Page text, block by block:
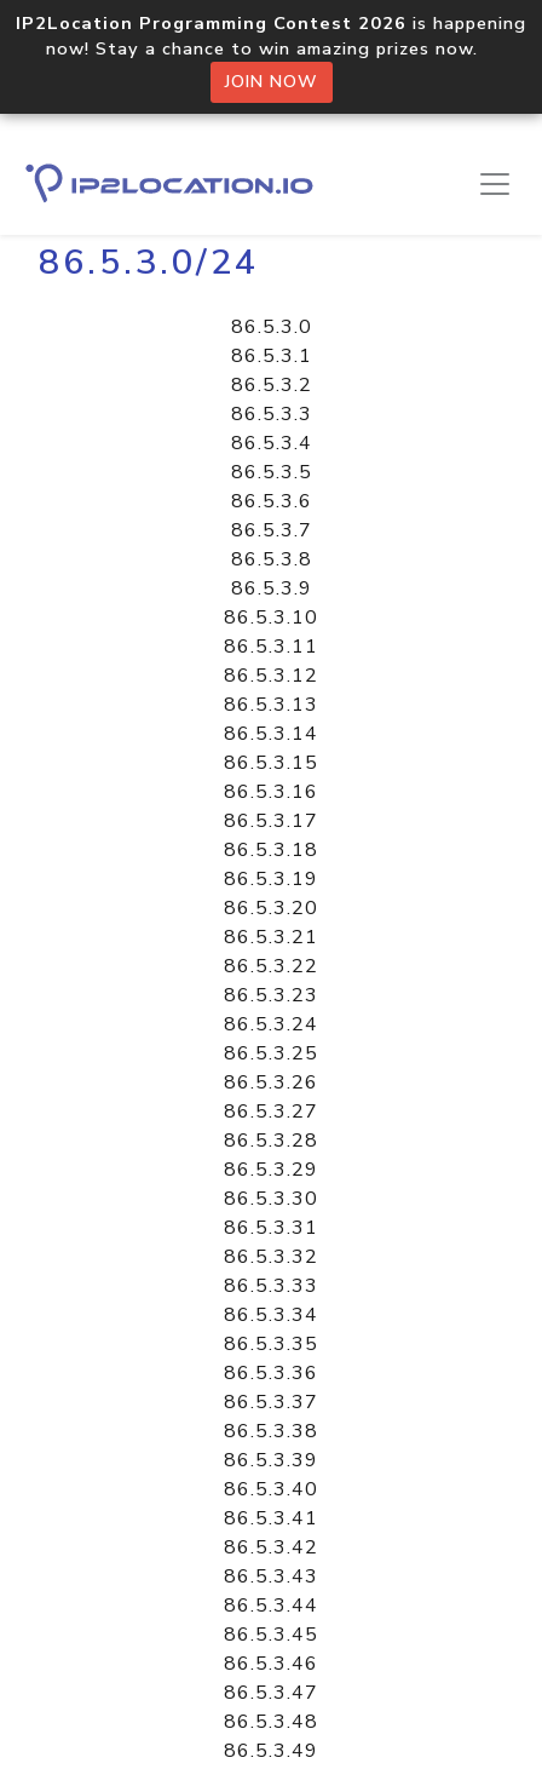
IP2Location Programming Contest 2026 is happening
now! Stay a chance to win amazing prizes now.
JOIN NOW
Home Libraries
86.5.3.0/24
86.5.3.0
86.5.3.1
86.5.3.2
86.5.3.3
86.5.3.4
86.5.3.5
86.5.3.6
86.5.3.7
86.5.3.8
86.5.3.9
86.5.3.10
86.5.3.11
86.5.3.12
86.5.3.13
86.5.3.14
86.5.3.15
86.5.3.16
86.5.3.17
86.5.3.18
86.5.3.19
86.5.3.20
86.5.3.21
86.5.3.22
86.5.3.23
86.5.3.24
86.5.3.25
86.5.3.26
86.5.3.27
86.5.3.28
86.5.3.29
86.5.3.30
86.5.3.31
86.5.3.32
86.5.3.33
86.5.3.34
86.5.3.35
86.5.3.36
86.5.3.37
86.5.3.38
86.5.3.39
86.5.3.40
86.5.3.41
86.5.3.42
86.5.3.43
86.5.3.44
86.5.3.45
86.5.3.46
86.5.3.47
86.5.3.48
86.5.3.49